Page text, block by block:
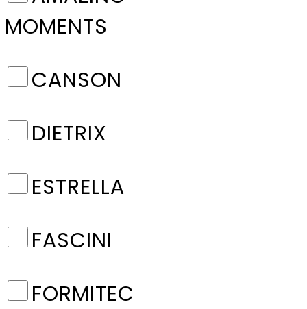
MOMENTS
CANSON
DIETRIX
ESTRELLA
FASCINI
FORMITEC